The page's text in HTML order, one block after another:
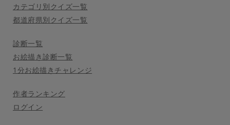
カテゴリ別クイズ一覧
都道府県別クイズ一覧
診断一覧
お絵描き診断一覧
1分お絵描きチャレンジ
作者ランキング
ログイン